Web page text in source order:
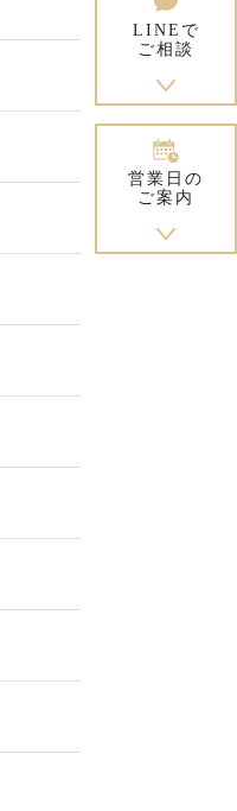
LINEで
ご相談
営業日の
ご案内